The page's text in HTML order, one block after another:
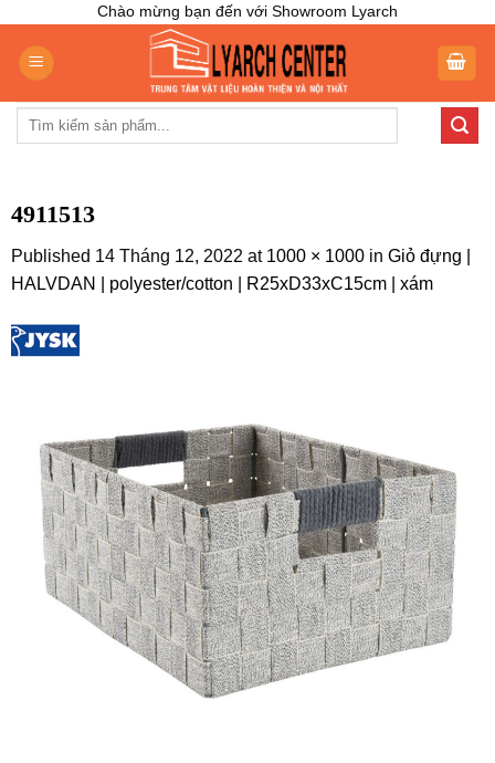
content
Chào mừng bạn đến với Showroom Lyarch
Tìm
4911513
Published 14 Tháng 12, 2022 at 1000 × 1000 in Giỏ đựng |
HALVDAN | polyester/cotton | R25xD33xC15cm | xám